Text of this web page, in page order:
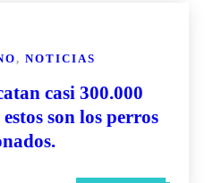
, NOTICIAS
casi 300.000
son los perros